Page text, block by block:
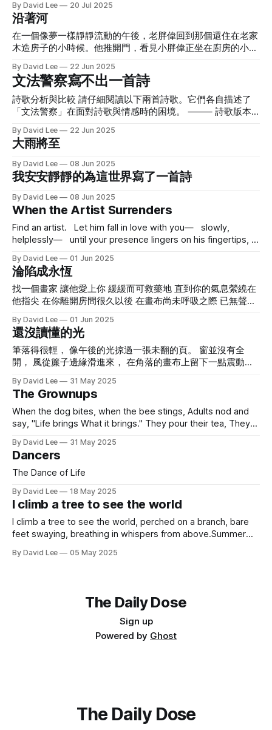
most breathless ride. The air is stale, the silence thick, your
thoughts feel loud, your watch won’
By David Lee 20 Jul 2025
沿著河
在一個像夢一樣靜靜流動的午後，老胖偉回到那個還住在老家
木造房子的小時候。他推開門，看見小胖偉正坐在廚房的小板
提著一個木盒子走進來，身上還有點旅行的陽光味道。「來，
今天我們吃特別的。」 「什麼是蝦仁酪梨壽司捲？」小胖偉
瞪大眼睛，看著老胖偉熟練地鋪開海苔、壓上醋飯，接著放上
甜甜的蝦仁、軟滑的酪梨，再捲成一條圓滾滾的壽司卷。
邊說，「你會喜歡的，因為你本來就喜歡所有圓圓、QQ的東
西。」 壽司配的是黑麥汁，加了冰塊，冒著涼涼的霧氣，像
邊看天邊的雲。 吃到一半，小胖偉問：「如果我想走去看
海，可以怎麼走？」 老胖偉想了想，說：「地上的溪流啊，
大多最後都會流進海裡。所以想找海邊，順著溪流走，方向通
常沒錯。」 他頓了頓，看著小胖偉認真點頭，接著又補了一
通，其實會斷在半路。還有些地方是瀑布，落差比好幾層樓還
高—
By David Lee 22 Jun 2025
文法警察寫不出一首詩
詩歌分析與比較 請仔細閱讀以下兩首詩歌。它們各自描述了
「文法警察」在面對詩歌與情感時的困境。 ⸻ 詩歌版本
喻一開口就超速， 副詞太黏，情緒被整盤拖走， 愛是私生的
片語，在句子邊界徘徊。 他審問每個句構，像在盤查隱私，
「請交代主詞！動詞去了哪裡？」 詩沒有身分證號碼， 無法
完成筆錄。 拒絕配合調查， 不願簽下格式化的感情供詞。 帶
著紅筆走進夜裡， 改正錯字，改不動那段沉默的記憶。 語法
書的邊角捲起，像沒說完的話， 把情感分類歸檔，卻始終找
不到「妳」的標籤。 天要亮的時候，對著捏皺了空白的訴
然後，放下紅筆， 任一顆標點之外的心跳 自由地， 摔落。
⸻ 詩歌版本二 文法警察寫不出一首詩。 他試著押韻，左
右直行皆違規， 比喻超速，副詞過黏， 情緒如油跡，在語序
中潰散。
By David Lee 22 Jun 2025
大雨將至
By David Lee 08 Jun 2025
我安安靜靜的為這世界寫了一首詩
By David Lee 08 Jun 2025
When the Artist Surrenders
Find an artist. Let him fall in love with you— slowly,
helplessly— until your presence lingers on his fingertips,
secret he paints into forever, the soul he surrenders to
before the canvas dares to breathe. One shared glance,
and
By David Lee 01 Jun 2025
淪陷成永恆
找一個畫家 讓他愛上你 緩緩而可救藥地 直到你的氣息縈繞在
他指尖 在你離開房間很久以後 在畫布尚未呼吸之際 已無聲墮
他的臨摹 不是他的擁有 是他沉默背後的回音 夢裡閃爍的光 筆
下無法掩飾的顫抖 終究，你定格成 被飢渴的色澤，和 記憶不
肯放手的曲線 終究 你 不再是你
By David Lee 01 Jun 2025
還沒讀懂的光
筆落得很輕， 像午後的光掠過一張未翻的頁。 窗並沒有全
開， 風從簾子邊緣滑進來， 在角落的畫布上留下一點震動。
候 抬頭看天空，頓了一下。 不是遲疑， 是什麼正在轉動， 像
種子在泥土裡翻了個身。 灰塵在光裡游著， 紙上浮現幾行
字。 不打擾誰， 也沒打算被讀出來。 沒說出口的許多東西，
在這一刻， 靜靜地站成了影子。 風沒有停， 但聲音變輕， 像
一切照舊， 只是某些東西， 已經被悄悄， 放下。
By David Lee 31 May 2025
The Grownups
When the dog bites, when the bee stings, Adults nod and
say, "Life brings What it brings." They pour their tea, They
pay the bills, Swallow what cannot be undone. They speak
of weather, traffic, news, To silence all
By David Lee 31 May 2025
Dancers
The Dance of Life
By David Lee 18 May 2025
I climb a tree to see the world
I climb a tree to see the world, perched on a branch, bare
feet swaying, breathing in whispers from above.Summer
each branch entering its own door, or window. I climb a tree
By David Lee 05 May 2025
The Daily Dose
Sign up
Powered by Ghost
The Daily Dose